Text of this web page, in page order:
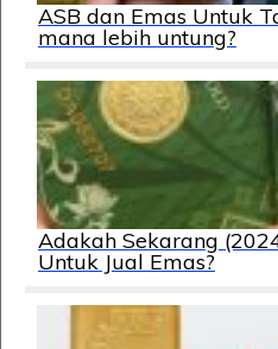
ASB dan Emas Untuk
mana lebih untung?
Adakah Sekarang
Untuk Jual Emas?